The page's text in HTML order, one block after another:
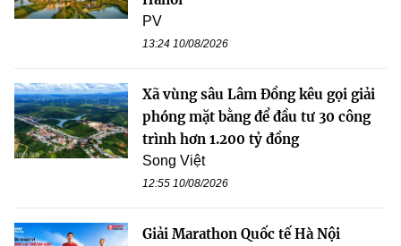
PV
13:24 10/08/2026
Xã vùng sâu Lâm Đồng kêu gọi giải
phóng mặt bằng để đầu tư 30 công
trình hơn 1.200 tỷ đồng
Song Việt
12:55 10/08/2026
Giải Marathon Quốc tế Hà Nội